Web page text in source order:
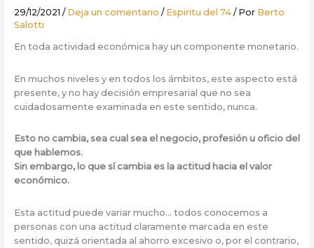
29/12/2021 / Deja un comentario / Espiritu del 74/ Por Berto
Salotti
En toda actividad económica hay un componente monetario.
En muchos niveles y en todos los ámbitos, este aspecto está
presente, y no hay decisión empresarial que no sea
cuidadosamente examinada en este sentido, nunca.
Esto no cambia, sea cual sea el negocio, profesión u oficio del
que hablemos.
Sin embargo, lo que sí cambia es la actitud hacia el valor
económico.
Esta actitud puede variar mucho… todos conocemos a
personas con una actitud claramente marcada en este
sentido, quizá orientada al ahorro excesivo o, por el contrario,